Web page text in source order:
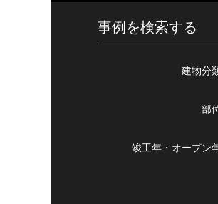
事例を検索する
建物分
部
竣工年・ オープン